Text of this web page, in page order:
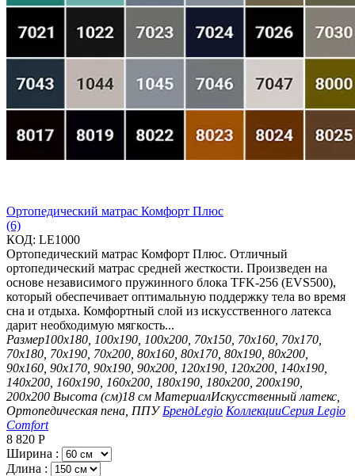
Ортопедический матрас Комфорт Плюс
(6)
КОД: LE1000
Ортопедический матрас Комфорт Плюс. Отличный
ортопедический матрас средней жесткости. Произведен на
основе независимого пружинного блока TFK-256 (EVS500),
который обеспечивает оптимальную поддержку тела во время
сна и отдыха. Комфортный слой из искусственного латекса
дарит необходимую мягкость...
Размер100х180, 100х190, 100х200, 70х150, 70х160, 70х170,
70х180, 70х190, 70х200, 80х160, 80х170, 80х190, 80х200,
90х160, 90х170, 90х190, 90х200, 120х190, 120х200, 140х190,
140х200, 160х190, 160х200, 180х190, 180х200, 200х190,
200х200 Высота (см)18 см МатериалИскусственный латекс,
Ортопедическая пена, ППУ БрендLegio КоллекцииСерия Legio
Comfort
8 820 Р
Ширина :
Длина :